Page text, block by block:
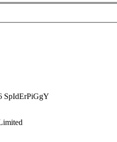
SpIdErPiGgY